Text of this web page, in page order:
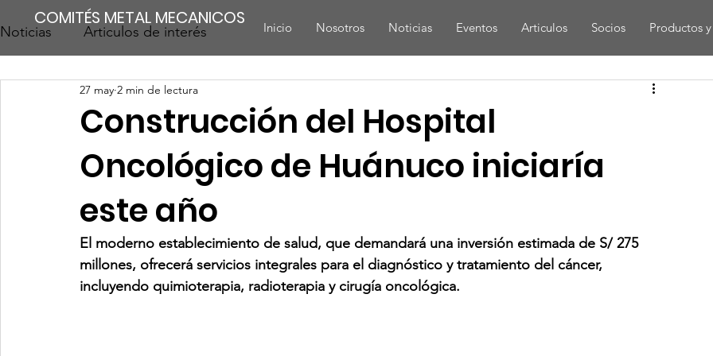
COMITÉS METAL MECANICOS Inicio Nosotros Noticias Eventos Articulos Socios Productos
Noticias Articulos de interés
Construcción del Hospital
Oncológico de Huánuco iniciaría
este año
27 may 2 min de lectura
El moderno establecimiento de salud, que demandará una inversión estimada de S/ 275
millones, ofrecerá servicios integrales para el diagnóstico y tratamiento del cáncer,
incluyendo quimioterapia, radioterapia y cirugía oncológica.